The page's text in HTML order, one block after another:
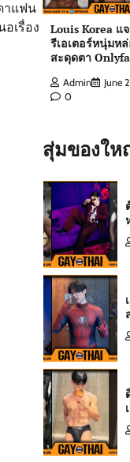
าแฟน
เรื่อง
Louis Korea แ
รีเอเตอร์หนุ่มห
สะดุดตา
Admin
June
0
สุ่มของใ